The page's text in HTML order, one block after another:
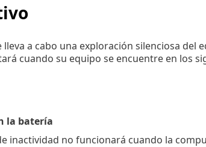
a cabo una exploración silenciosa del
cuando su equipo se encuentre en los
la batería
inactividad no funcionará cuando la